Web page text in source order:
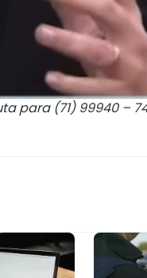
para (71) 99940 –